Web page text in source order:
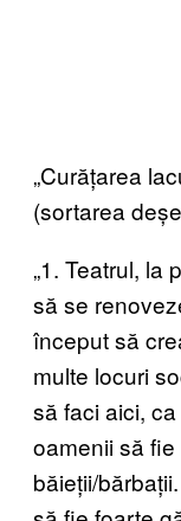
„Curățarea
(sortarea
„1. Teatrul, la
să se
început să
multe locuri
să faci aici,
oamenii să
băieții/